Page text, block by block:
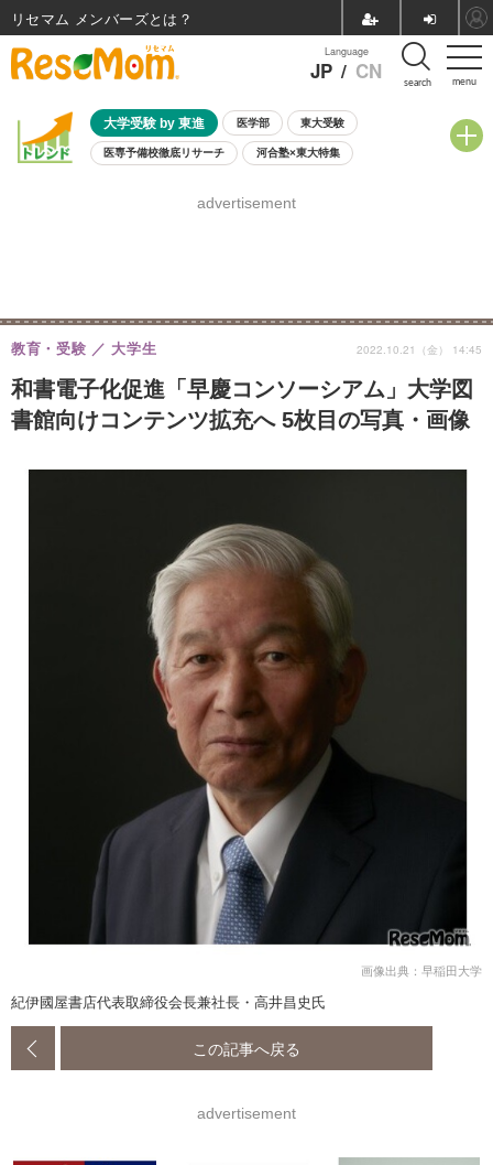
menu
Language
JP / CN search
大学受験 by 東進 医学部 東大受験
医専予備校徹底リサーチ 河合塾×東大特集
8月開催学校説明会・相談会
advertisement
和書電子化促進「早慶コンソーシアム」大学図
書館向けコンテンツ拡充へ 5枚目の写真・画像
教育・受験 大学生 2022.10.21（金） 14:45
画像出典：早稲田大学
紀伊國屋書店代表取締役会長兼社長・高井昌史氏
この記事へ戻る
advertisement
リセマム メンバーズ